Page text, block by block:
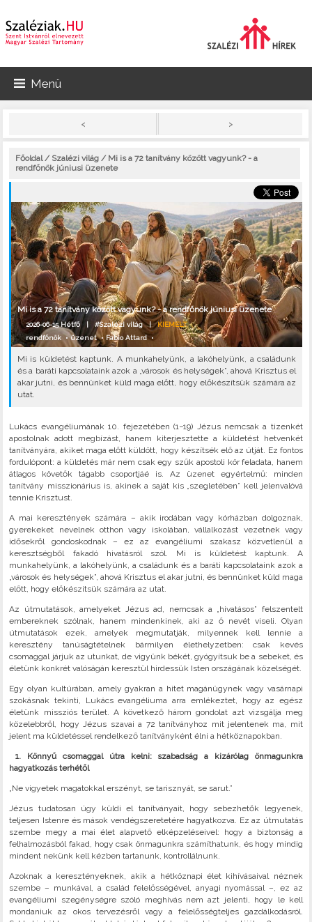
Menü
< >
Főoldal/ Szalézi világ / Mi is a 72 tanítvány között vagyunk? - a
rendfőnök júniusi üzenete
Mi is a 72 tanítvány között vagyunk? - a rendfőnök júniusi üzenete
2026-06-15 Hétfő |#Szalézi világ|KIEMELT
rendfőnök •üzenet• Fabio Attard•
Mi is küldetést kaptunk. A munkahelyünk, a lakóhelyünk, a családunk
és a baráti kapcsolataink azok a „városok és helységek”, ahová Krisztus el
akar jutni, és bennünket küld maga előtt, hogy előkészítsük számára az
utat.
Lukács evangéliumának 10. fejezetében (1−19) Jézus nemcsak a tizenkét
apostolnak adott megbízást, hanem kiterjesztette a küldetést hetvenkét
tanítványára, akiket maga előtt küldött, hogy készítsék elő az útját. Ez fontos
fordulópont: a küldetés már nem csak egy szűk apostoli kör feladata, hanem
átlagos követők tágabb csoportjáé is. Az üzenet egyértelmű: minden
tanítvány misszionárius is, akinek a saját kis „szegletében” kell jelenvalóvá
tennie Krisztust.
A mai keresztények számára – akik irodában vagy kórházban dolgoznak,
gyerekeket nevelnek otthon vagy iskolában, vállalkozást vezetnek vagy
idősekről gondoskodnak – ez az evangéliumi szakasz közvetlenül a
keresztségből fakadó hivatásról szól. Mi is küldetést kaptunk. A
munkahelyünk, a lakóhelyünk, a családunk és a baráti kapcsolataink azok a
„városok és helységek”, ahová Krisztus el akar jutni, és bennünket küld maga
előtt, hogy előkészítsük számára az utat.
Az útmutatások, amelyeket Jézus ad, nemcsak a „hivatásos” felszentelt
embereknek szólnak, hanem mindenkinek, aki az ő nevét viseli. Olyan
útmutatások ezek, amelyek megmutatják, milyennek kell lennie a
keresztény tanúságtételnek bármilyen élethelyzetben: csak kevés
csomaggal járjuk az utunkat, de vigyünk békét, gyógyítsuk be a sebeket, és
életünk konkrét valóságán keresztül hirdessük Isten országának közelségét.
Egy olyan kultúrában, amely gyakran a hitet magánügynek vagy vasárnapi
szokásnak tekinti, Lukács evangéliuma arra emlékeztet, hogy az egész
életünk missziós terület. A következő három gondolat azt vizsgálja meg
közelebbről, hogy Jézus szavai a 72 tanítványhoz mit jelentenek ma, mit
jelent ma küldetéssel rendelkező tanítványként élni a hétköznapokban.
1. Könnyű csomaggal útra kelni: szabadság a kizárólag önmagunkra
hagyatkozás terhétől
„Ne vigyetek magatokkal erszényt, se tarisznyát, se sarut.”
Jézus tudatosan úgy küldi el tanítványait, hogy sebezhetők legyenek,
teljesen Istenre és mások vendégszeretetére hagyatkozva. Ez az útmutatás
szembe megy a mai élet alapvető elképzeléseivel: hogy a biztonság a
felhalmozásból fakad, hogy csak önmagunkra számíthatunk, és hogy mindig
mindent nekünk kell kézben tartanunk, kontrollálnunk.
Azoknak a keresztényeknek, akik a hétköznapi élet kihívásaival néznek
szembe – munkával, a család felelősségével, anyagi nyomással –, ez az
evangéliumi szegénységre szóló meghívás nem azt jelenti, hogy le kell
mondaniuk az okos tervezésről vagy a felelősségteljes gazdálkodásról.